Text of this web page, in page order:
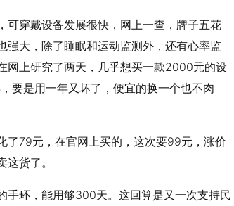
可穿戴设备发展很快，网上一查，牌子五花
强大，除了睡眠和运动监测外，还有心率监
网上研究了两天，几乎想买一款2000元的设
要是用一年又坏了，便宜的换一个也不肉
了79元，在官网上买的，这次要99元，涨价
货了。
手环，能用够300天。这回算是又一次支持民